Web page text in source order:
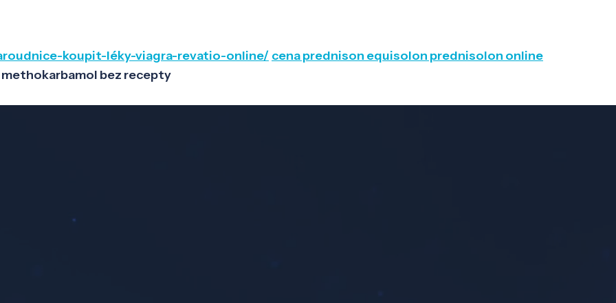
koupit-léky-viagra-revatio-online/ cena prednison equisolon prednisolon online
bez recepty